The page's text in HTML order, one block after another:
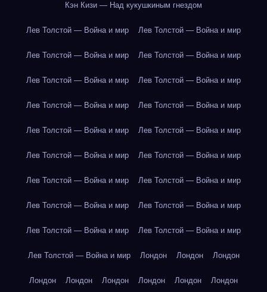
Кэн Кизи — Над кукушкиным гнездом
Лев Толстой — Война и мир Лев Толстой — Война и мир
Лев Толстой — Война и мир Лев Толстой — Война и мир
Лев Толстой — Война и мир Лев Толстой — Война и мир
Лев Толстой — Война и мир Лев Толстой — Война и мир
Лев Толстой — Война и мир Лев Толстой — Война и мир
Лев Толстой — Война и мир Лев Толстой — Война и мир
Лев Толстой — Война и мир Лев Толстой — Война и мир
Лев Толстой — Война и мир Лев Толстой — Война и мир
Лев Толстой — Война и мир Лев Толстой — Война и мир
Лев Толстой — Война и мир Лондон Лондон Лондон
Лондон Лондон Лондон Лондон Лондон Лондон